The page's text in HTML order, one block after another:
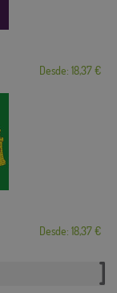
Desde: 18,37 €
Desde: 18,37 €